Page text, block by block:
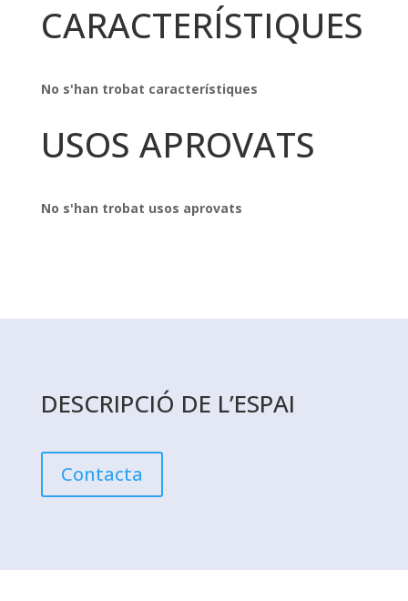
CARACTERÍSTIQUES
No s'han trobat característiques
USOS APROVATS
No s'han trobat usos aprovats
DESCRIPCIÓ DE L’ESPAI
Contacta